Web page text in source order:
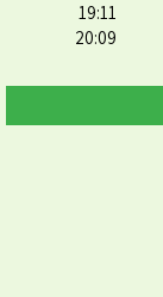
19:11
20:09